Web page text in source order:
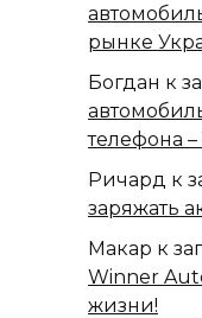
рынке
Богдан к
телефона
Ричард к
заряжать
Макар к
Winner
жизни!